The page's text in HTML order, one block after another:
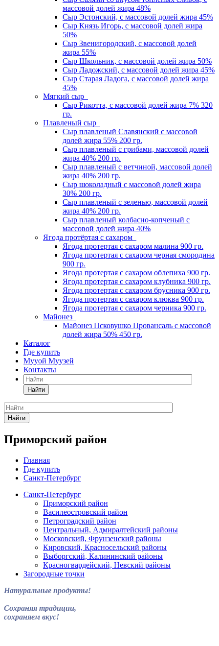
массовой долей жира 48%
Сыр Эстонский, с массовой долей жира 45%
Сыр Князь Игорь, c массовой долей жира
50%
Сыр Звенигородский, с массовой долей
жира 55%
Сыр Школьник, с массовой долей жира 50%
Сыр Ладожский, с массовой долей жира 45%
Сыр Старая Ладога, с массовой долей жира
45%
Мягкий сыр
Сыр Рикотта, c массовой долей жира 7% 320
гр.
Плавленый сыр
Сыр плавленый Славянский с массовой
долей жира 55% 200 гр.
Сыр плавленый с грибами, массовой долей
жира 40% 200 гр.
Сыр плавленый с ветчиной, массовой долей
жира 40% 200 гр.
Сыр шоколадный с массовой долей жира
30% 200 гр.
Сыр плавленый с зеленью, массовой долей
жира 40% 200 гр.
Сыр плавленый колбасно-копченый с
массовой долей жира 40%
Ягода протёртая с сахаром
Ягода протертая с сахаром малина 900 гр.
Ягода протертая с сахаром черная смородина
900 гр.
Ягода протертая с сахаром облепиха 900 гр.
Ягода протертая с сахаром клубника 900 гр.
Ягода протертая с сахаром брусника 900 гр.
Ягода протертая с сахаром клюква 900 гр.
Ягода протертая с сахаром черника 900 гр.
Майонез
Майонез Псковушко Провансаль с массовой
долей жира 50% 450 гр.
Каталог
Где купить
Мууой Муузей
Контакты
Найти
Найти
Приморский район
Главная
Где купить
Санкт-Петербург
Санкт-Петербург
Приморский район
Василеостровский район
Петроградский район
Центральный, Адмиралтейский районы
Московский, Фрунзенский районы
Кировский, Красносельский районы
Выборгский, Калининский районы
Красногвардейский, Невский районы
Загородные точки
Натуральные продукты!
Сохраняя традиции,
сохраняем вкус!